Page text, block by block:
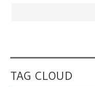
TAG CLOUD